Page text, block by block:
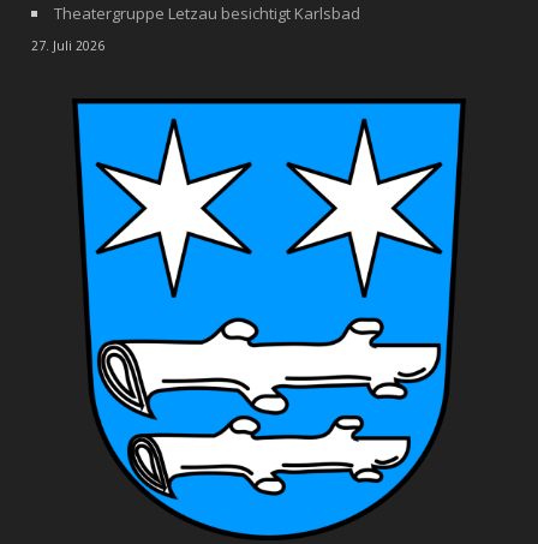
Theatergruppe Letzau besichtigt Karlsbad
27. Juli 2026